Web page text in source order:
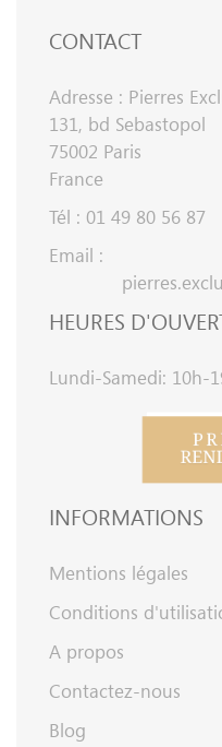
CONTACT
Adresse : Pierres
131, bd Sebastopol
75002 Paris
France
Tél : 01 49 80 56 87
Email :
HEURES
Lundi-Samedi: 10h-
INFORMATIONS
Mentions légales
Conditions
A propos
Contactez-nous
Blog